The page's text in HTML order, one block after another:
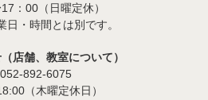
：00（日曜定休）
・時間とは別です。
店舗、教室について）
892-6075
（木曜定休日）